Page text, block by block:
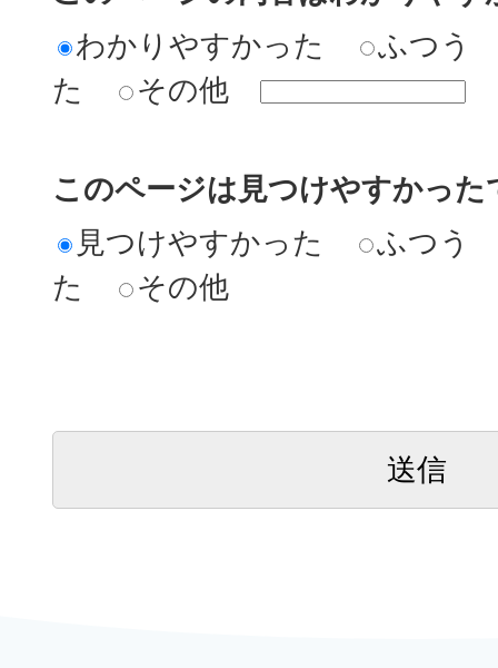
わかりやすかった
ふつう
た
その他
このページは見つけやすかった
見つけやすかった
ふつう
た
その他